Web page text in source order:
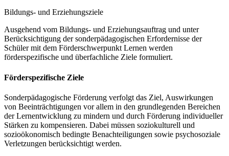
Bildungs- und Erziehungsziele
Ausgehend vom Bildungs- und Erziehungsauftrag und unter
Berücksichtigung der sonderpädagogischen Erfordernisse der
Schüler mit dem Förderschwerpunkt Lernen werden
förderspezifische und überfachliche Ziele formuliert.
Förderspezifische Ziele
Sonderpädagogische Förderung verfolgt das Ziel, Auswirkungen
von Beeinträchtigungen vor allem in den grundlegenden Bereichen
der Lernentwicklung zu mindern und durch Förderung individueller
Stärken zu kompensieren. Dabei müssen soziokulturell und
sozioökonomisch bedingte Benachteiligungen sowie psychosoziale
Verletzungen berücksichtigt werden.